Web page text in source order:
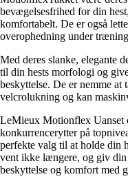
bevægelsesfrihed for din
komfortabelt. De er også
overophedning under
Med deres slanke, elegante
til din hests morfologi og
beskyttelse. De er nemme at
velcrolukning og kan
LeMieux Motionflex Uanset
konkurrencerytter på
perfekte valg til at holde din
vent ikke længere, og giv din
beskyttelse og komfort med